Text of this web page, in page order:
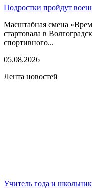
Подростки пройдут
Масштабная смена
стартовала в
спортивного...
05.08.2026
Лента новостей
Учитель года и